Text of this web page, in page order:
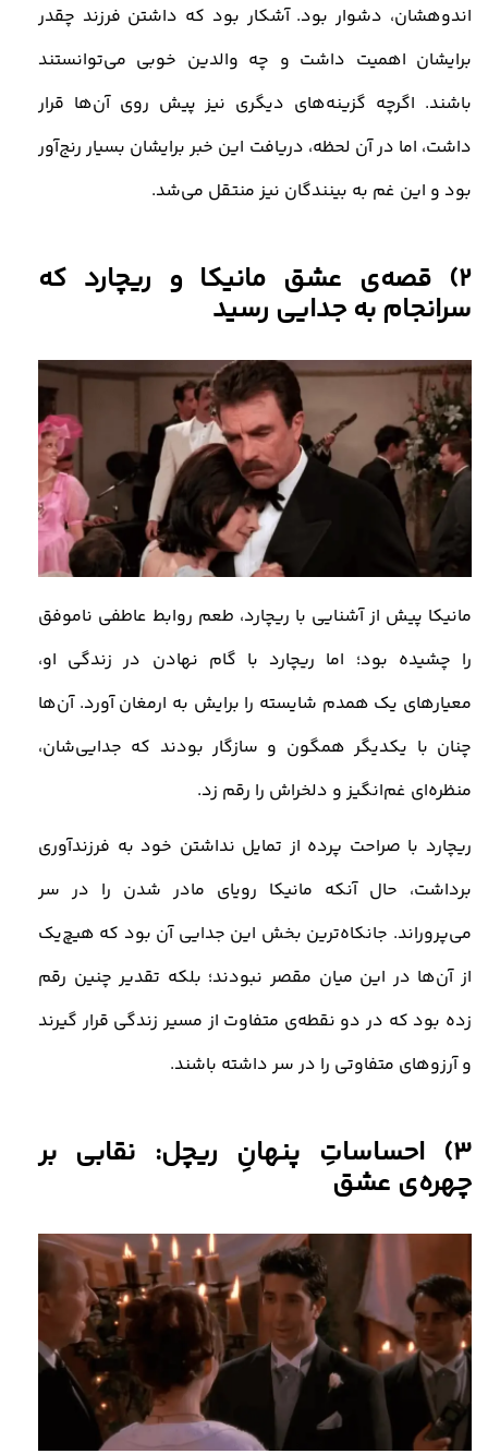
اندوهشان، دشوار بود. آشکار بود که داشتن فرزند چقدر
برایشان اهمیت داشت و چه والدین خوبی می‌توانستند
باشند. اگرچه گزینه‌های دیگری نیز پیش روی آن‌ها قرار
داشت، اما در آن لحظه، دریافت این خبر برایشان بسیار رنج‌آور
بود و این غم به بینندگان نیز منتقل می‌شد.
2) قصه‌ی عشق مانیکا و ریچارد که
سرانجام به جدایی رسید
مانیکا پیش از آشنایی با ریچارد، طعم روابط عاطفی ناموفق
را چشیده بود؛ اما ریچارد با گام نهادن در زندگی او،
معیارهای یک همدم شایسته را برایش به ارمغان آورد. آن‌ها
چنان با یکدیگر همگون و سازگار بودند که جدایی‌شان،
منظره‌ای غم‌انگیز و دلخراش را رقم زد.
ریچارد با صراحت پرده از تمایل نداشتن خود به فرزندآوری
برداشت، حال آنکه مانیکا رویای مادر شدن را در سر
می‌پروراند. جانکاه‌ترین بخش این جدایی آن بود که هیچ‌یک
از آن‌ها در این میان مقصر نبودند؛ بلکه تقدیر چنین رقم
زده بود که در دو نقطه‌ی متفاوت از مسیر زندگی قرار گیرند
و آرزوهای متفاوتی را در سر داشته باشند.
3) احساساتِ پنهانِ ریچل: نقابی بر
چهره‌ی عشق